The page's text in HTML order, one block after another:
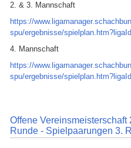
2. & 3. Mannschaft
https://
spu/ergebnisse/
4. Mannschaft
https://
spu/ergebnisse/
Offene Vereinsmeisterschaft
Runde - Spielpaarungen 3.